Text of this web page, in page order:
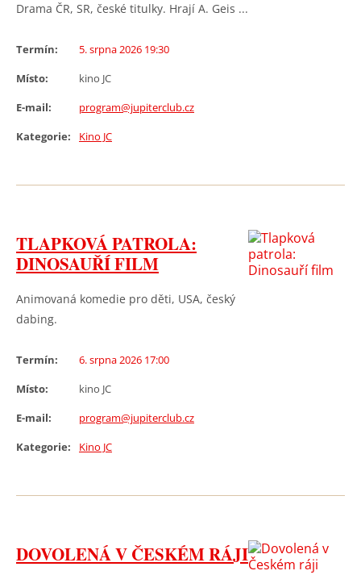
Drama ČR, SR, české titulky. Hrají A. Geis ...
Termín:
5. srpna 2026 19:30
Místo:
kino JC
E-mail:
program@jupiterclub.cz
Kategorie:
Kino JC
TLAPKOVÁ PATROLA:
DINOSAUŘÍ FILM
Animovaná komedie pro děti, USA, český
dabing.
Termín:
6. srpna 2026 17:00
Místo:
kino JC
E-mail:
program@jupiterclub.cz
Kategorie:
Kino JC
DOVOLENÁ V ČESKÉM RÁJI